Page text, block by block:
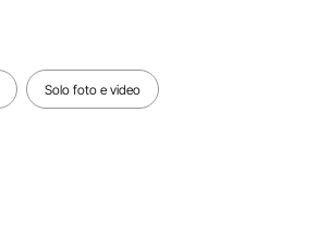
Solo foto e video